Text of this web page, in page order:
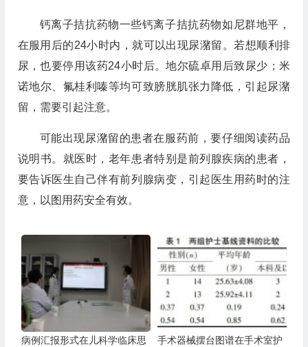
钙离子拮抗药物一些钙离子拮抗药物如尼群地平，
在服用后的24小时内，就可以出现尿潴留。若想顺利排
尿，也要停用该药24小时后。地尔硫卓用后致尿少；米
诺地尔、氟桂利嗪等均可致膀胱肌张力降低，引起尿潴
留，需要引起注意。
可能出现尿潴留的患者在服药前，要仔细阅读药品
说明书。就医时，老年患者特别是前列腺疾病的患者，
要告诉医生自己伴有前列腺病变，引起医生用药时的注
意，以图用药安全有效。
病例汇报形式在儿科学临床思
手术器械摆台图谱在手术室护